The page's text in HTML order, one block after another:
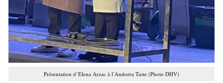
Présentation d’Elena Arzac à l’Andorra Taste (Photo DHV)